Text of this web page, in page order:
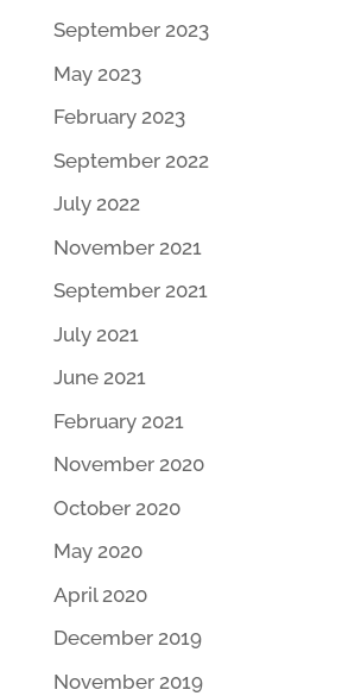
September 2023
May 2023
February 2023
September 2022
July 2022
November 2021
September 2021
July 2021
June 2021
February 2021
November 2020
October 2020
May 2020
April 2020
December 2019
November 2019